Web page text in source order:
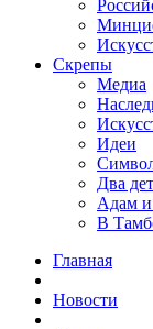
Скрепы
Медиа
Идеи
Два
Адам и
В
Главная
Новости